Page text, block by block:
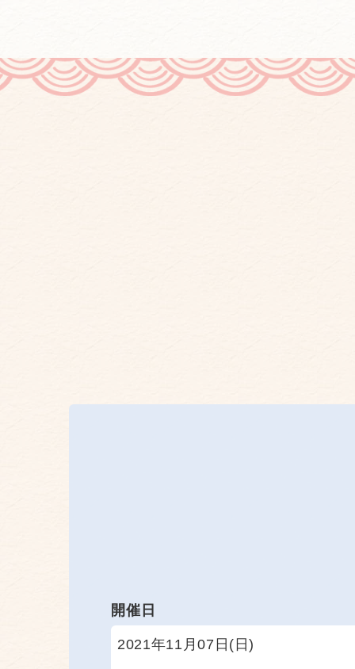
開催日
2021年11月07日(日)